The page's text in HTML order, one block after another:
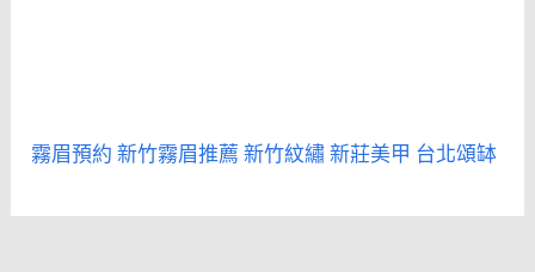
霧眉預約新竹霧眉推薦新竹紋繡新莊美甲 台北頌缽